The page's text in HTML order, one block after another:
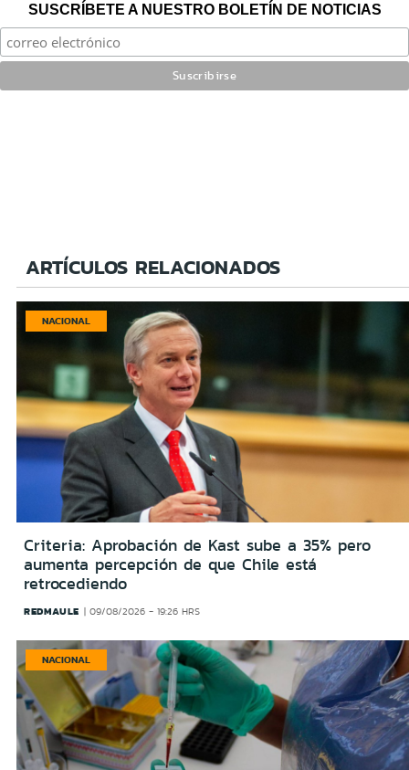
SUSCRÍBETE A NUESTRO BOLETÍN DE NOTICIAS
ARTÍCULOS RELACIONADOS
NACIONAL
Criteria: Aprobación de Kast sube a 35% pero
aumenta percepción de que Chile está
retrocediendo
REDMAULE 09/08/2026 - 19:26 HRS
NACIONAL